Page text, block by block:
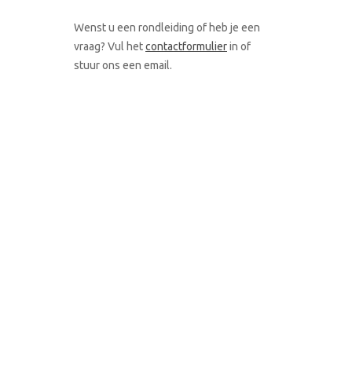
Wenst u een rondleiding of heb je een
vraag? Vul hetcontactformulierin of
stuur ons een email.